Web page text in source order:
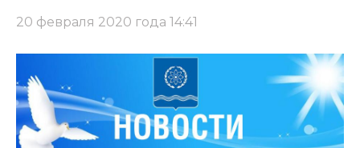
20 февраля 2020 года 14:41